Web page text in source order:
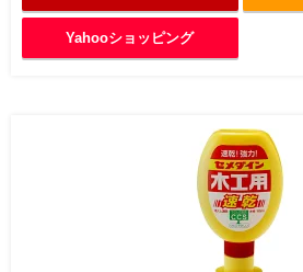
Yahooショッピング